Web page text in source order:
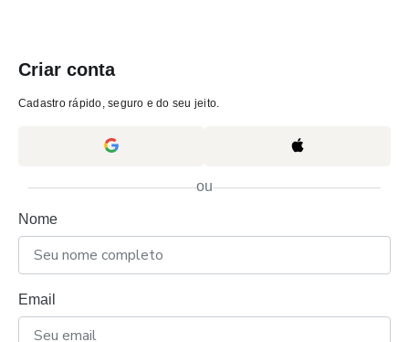
Criar conta
Cadastro rápido, seguro e do seu jeito.
ou
Nome
Email